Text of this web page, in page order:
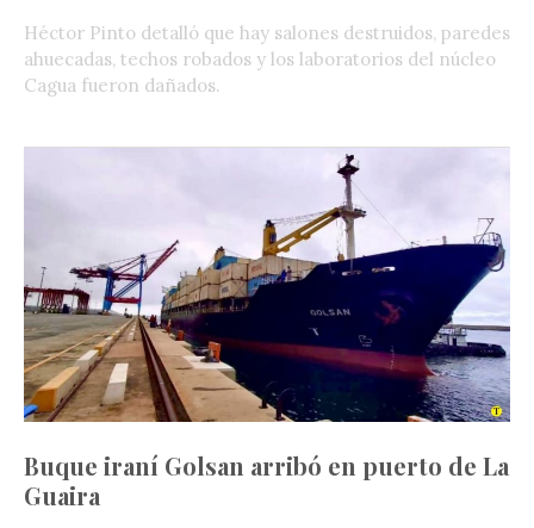
Héctor Pinto detalló que hay salones destruidos, paredes
ahuecadas, techos robados y los laboratorios del núcleo
Cagua fueron dañados.
Buque iraní Golsan arribó en puerto de La
Guaira